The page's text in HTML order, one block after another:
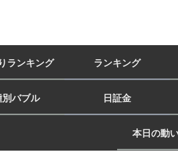
ランキング ランキング
バブル 日証金
本日の動